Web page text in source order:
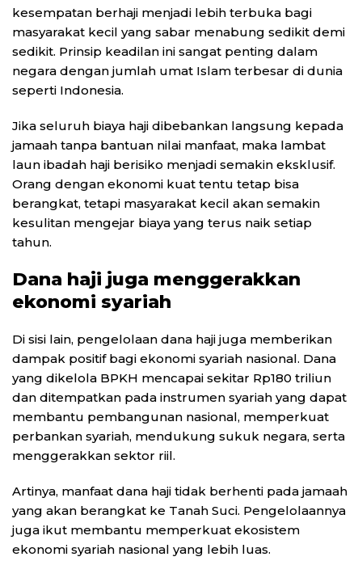
kesempatan berhaji menjadi lebih terbuka bagi
masyarakat kecil yang sabar menabung sedikit demi
sedikit. Prinsip keadilan ini sangat penting dalam
negara dengan jumlah umat Islam terbesar di dunia
seperti Indonesia.
Jika seluruh biaya haji dibebankan langsung kepada
jamaah tanpa bantuan nilai manfaat, maka lambat
laun ibadah haji berisiko menjadi semakin eksklusif.
Orang dengan ekonomi kuat tentu tetap bisa
berangkat, tetapi masyarakat kecil akan semakin
kesulitan mengejar biaya yang terus naik setiap
tahun.
Dana haji juga menggerakkan
ekonomi syariah
Di sisi lain, pengelolaan dana haji juga memberikan
dampak positif bagi ekonomi syariah nasional. Dana
yang dikelola BPKH mencapai sekitar Rp180 triliun
dan ditempatkan pada instrumen syariah yang dapat
membantu pembangunan nasional, memperkuat
perbankan syariah, mendukung sukuk negara, serta
menggerakkan sektor riil.
Artinya, manfaat dana haji tidak berhenti pada jamaah
yang akan berangkat ke Tanah Suci. Pengelolaannya
juga ikut membantu memperkuat ekosistem
ekonomi syariah nasional yang lebih luas.